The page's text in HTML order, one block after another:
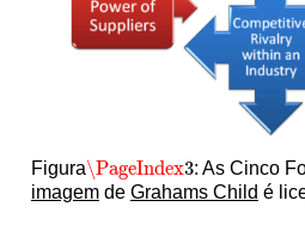
Figura\PageIndex3
\PageIndex3: As Cinco
imagemde Grahams Child é